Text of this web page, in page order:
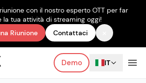
con il nostro esperto OTT per far
la tua attività di streaming oggi!
Riunione
Contattaci
Demo IT